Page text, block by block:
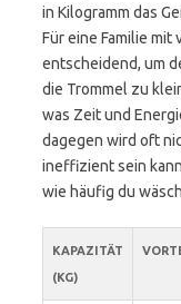
in Kilogramm das
Für eine Familie
entscheidend, um
die Trommel zu
was Zeit und
dagegen wird oft
ineffizient sein
wie häufig du
KAPAZITÄT
(KG)